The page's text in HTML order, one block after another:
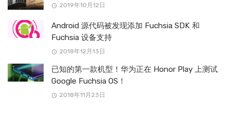
2019年10月12日
Android 源代码被发现添加 Fuchsia SDK 和
Fuchsia 设备支持
2018年12月13日
已知的第一款机型！华为正在 Honor Play 上测试
Google Fuchsia OS！
2018年11月23日